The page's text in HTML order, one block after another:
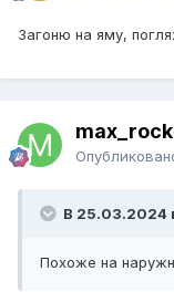
Загоню на яму,
В 25.03.2024
Похоже на